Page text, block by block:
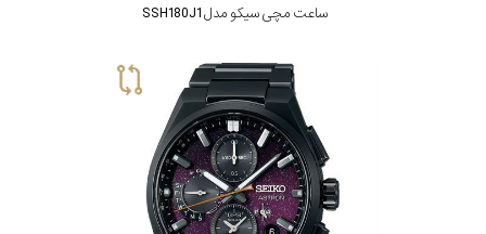
ساعت مچی سیکو مدل SSH180J1